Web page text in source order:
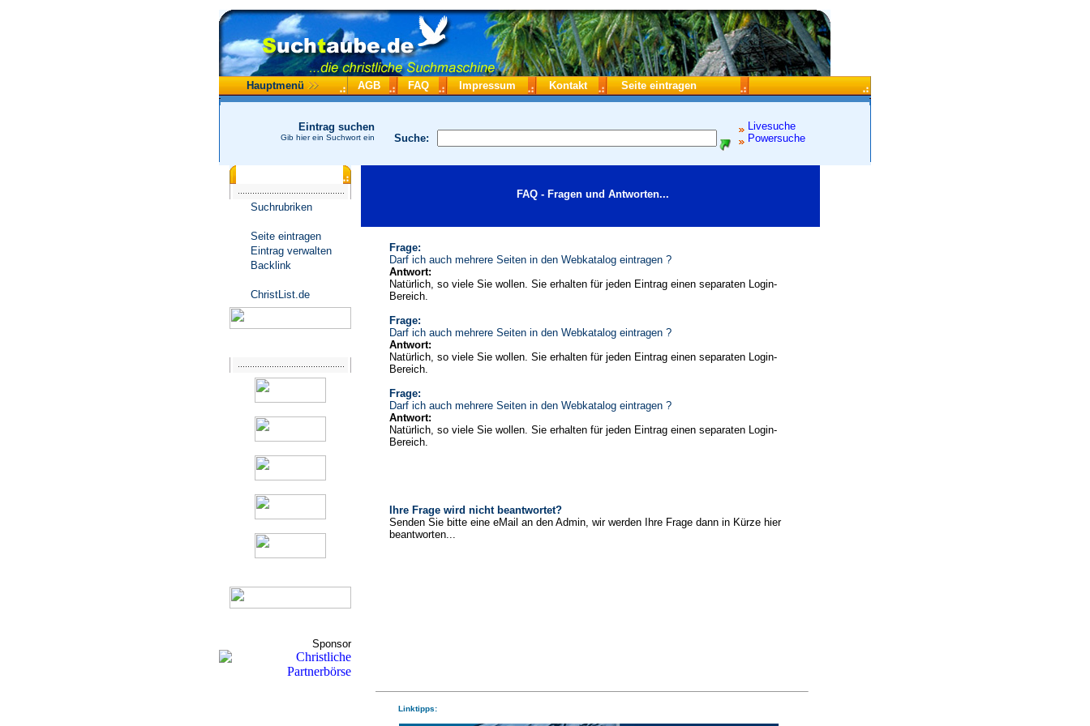
Hauptmenü AGB FAQ Impressum Kontakt Seite eintragen
Suche:
Livesuche
Powersuche
Eintrag suchen
Gib hier ein Suchwort ein
Suchrubriken
Seite eintragen
Eintrag verwalten
Backlink
ChristList.de
Sponsor
FAQ - Fragen und Antworten...
Frage:
Darf ich auch mehrere Seiten in den Webkatalog eintragen ?
Antwort:
Natürlich, so viele Sie wollen. Sie erhalten für jeden Eintrag einen separaten Login-
Bereich.
Frage:
Darf ich auch mehrere Seiten in den Webkatalog eintragen ?
Antwort:
Natürlich, so viele Sie wollen. Sie erhalten für jeden Eintrag einen separaten Login-
Bereich.
Frage:
Darf ich auch mehrere Seiten in den Webkatalog eintragen ?
Antwort:
Natürlich, so viele Sie wollen. Sie erhalten für jeden Eintrag einen separaten Login-
Bereich.
Ihre Frage wird nicht beantwortet?
Senden Sie bitte eine eMail an den Admin, wir werden Ihre Frage dann in Kürze hier
beantworten...
Linktipps: